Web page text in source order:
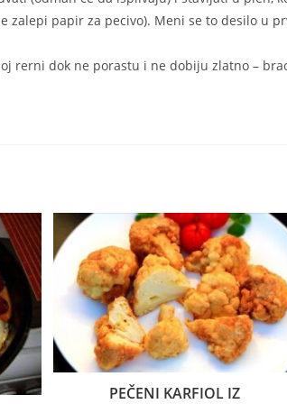
zalepi papir za pecivo). Meni se to desilo u
rerni dok ne porastu i ne dobiju zlatno –
PEČENI KARFIOL IZ